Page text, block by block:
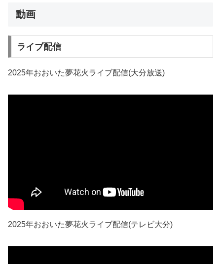
動画
ライブ配信
2025年おおいた夢花火ライブ配信(大分放送)
2025年おおいた夢花火ライブ配信(テレビ大分)